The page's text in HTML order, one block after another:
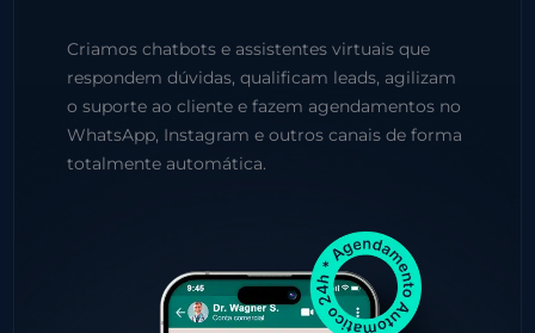
Criamos chatbots e assistentes virtuais que
respondem dúvidas, qualificam leads, agilizam
o suporte ao cliente e fazem agendamentos no
WhatsApp, Instagram e outros canais de forma
totalmente automática.